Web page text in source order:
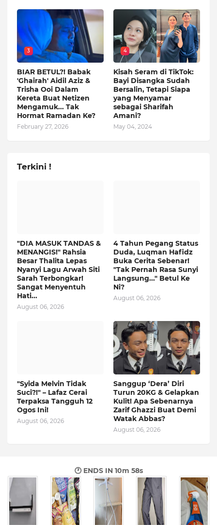
3
BIAR BETUL?! Babak
'Ghairah' Aidil Aziz &
Trisha Ooi Dalam
Kereta Buat Netizen
Mengamuk... Tak
Hormat Ramadan Ke?
February 27, 2026
4
Kisah Seram di TikTok:
Bayi Disangka Sudah
Bersalin, Tetapi Siapa
yang Menyamar
sebagai Sharifah
Amani?
May 04, 2024
Terkini !
"DIA MASUK TANDAS &
MENANGIS!" Rahsia
Besar Thalita Lepas
Nyanyi Lagu Arwah Siti
Sarah Terbongkar!
Sangat Menyentuh
Hati...
August 06, 2026
4 Tahun Pegang Status
Duda, Luqman Hafidz
Buka Cerita Sebenar!
"Tak Pernah Rasa Sunyi
Langsung..." Betul Ke
Ni?
August 06, 2026
"Syida Melvin Tidak
Suci?!" – Lafaz Cerai
Terpaksa Tangguh 12
Ogos Ini!
August 06, 2026
Sanggup ‘Dera’ Diri
Turun 20KG & Gelapkan
Kulit! Apa Sebenarnya
Zarif Ghazzi Buat Demi
Watak Abbas?
August 06, 2026
🕐 ENDS IN 10m 57s